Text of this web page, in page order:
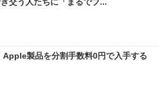
Apple製品を分割手数料0円で入手する